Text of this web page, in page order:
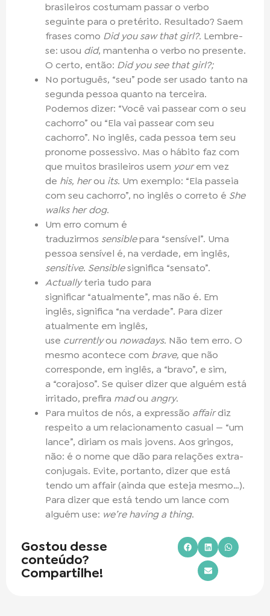
brasileiros costumam passar o verbo
seguinte para o pretérito. Resultado? Saem
frases como Did you saw that girl?. Lembre-
se: usou did, mantenha o verbo no presente.
O certo, então: Did you see that girl?;
No português, “seu” pode ser usado tanto na
segunda pessoa quanto na terceira.
Podemos dizer: “Você vai passear com o seu
cachorro” ou “Ela vai passear com seu
cachorro”. No inglês, cada pessoa tem seu
pronome possessivo. Mas o hábito faz com
que muitos brasileiros usem yourem vez
de his, herou its. Um exemplo: “Ela passeia
com seu cachorro”, no inglês o correto é She
walks her dog.
Um erro comum é
traduzirmos sensiblepara “sensível”. Uma
pessoa sensível é, na verdade, em inglês,
sensitive. Sensiblesignifica “sensato”.
Actuallyteria tudo para
significar “atualmente”, mas não é. Em
inglês, significa “na verdade”. Para dizer
atualmente em inglês,
use currentlyou nowadays. Não tem erro. O
mesmo acontece com brave, que não
corresponde, em inglês, a “bravo”, e sim,
a “corajoso”. Se quiser dizer que alguém está
irritado, prefira madou angry.
Para muitos de nós, a expressão affairdiz
respeito a um relacionamento casual — “um
lance”, diriam os mais jovens. Aos gringos,
não: é o nome que dão para relações extra-
conjugais. Evite, portanto, dizer que está
tendo um affair (ainda que esteja mesmo…).
Para dizer que está tendo um lance com
alguém use: we’re having a thing.
Gostou desse
conteúdo?
Compartilhe!